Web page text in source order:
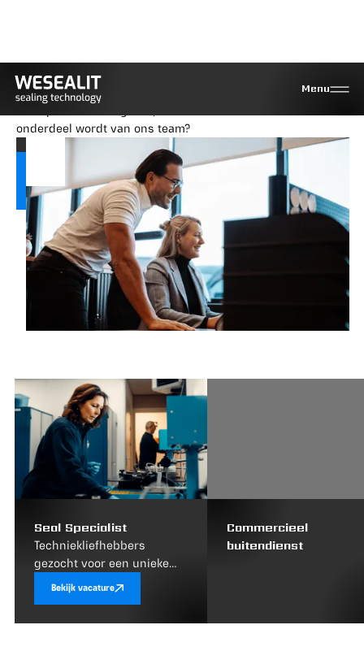
Menu
Vacatures
Ben jij klaar voor een dynamische rol in een jong bedrijf
onderdeel wordt van ons team?
Seal Specialist
Techniekliefhebbers
gezocht voor een unieke
uitdaging in de
Bekijk vacature
Commercieel
buitendienst